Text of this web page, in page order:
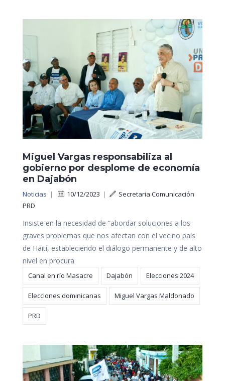
Miguel Vargas responsabiliza al
gobierno por desplome de economía
en Dajabón
Noticias | 10/12/2023 |
Secretaria Comunicación
PRD
Insiste en la necesidad de “abordar soluciones a los
graves problemas que nos afectan con el vecino país
de Haití, estableciendo el diálogo permanente y de alto
nivel en procura
Canal en río Masacre Dajabón Elecciones 2024
Elecciones dominicanas Miguel Vargas Maldonado
PRD